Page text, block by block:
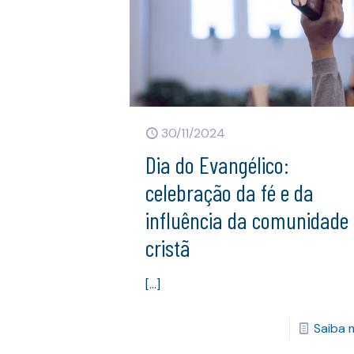
30/11/2024
Dia do Evangélico:
celebração da fé e da
influência da comunidade
cristã
[…]
Saiba